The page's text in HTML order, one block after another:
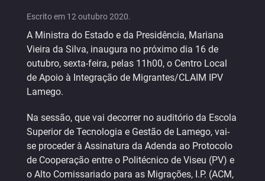
Escrito em 12 outubro 2020.
A Ministra do Estado e da Presidência, Mariana
Vieira da Silva, inaugura no próximo dia 16 de
outubro, sexta-feira, pelas 11h00, o Centro Local
de Apoio à Integração de Migrantes/CLAIM IPV
Lamego.
Na sessão, que vai decorrer no auditório da Escola
Superior de Tecnologia e Gestão de Lamego, vai-
se proceder à Assinatura da Adenda ao Protocolo
de Cooperação entre o Politécnico de Viseu (PV) e
o Alto Comissariado para as Migrações, I.P. (ACM,